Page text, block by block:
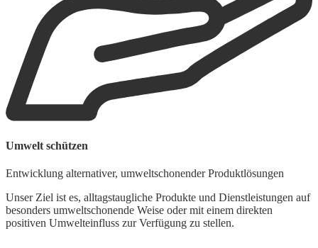
Umwelt schützen
Entwicklung alternativer, umweltschonender Produktlösungen
Unser Ziel ist es, alltagstaugliche Produkte und Dienstleistungen auf
besonders umweltschonende Weise oder mit einem direkten
positiven Umwelteinfluss zur Verfügung zu stellen.